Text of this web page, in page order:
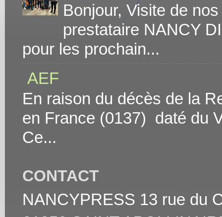
Bonjour, Visite de
prestataire NANCY
pour les prochain...
AEF
En raison du décès de la
en France (0137) daté du
Ce...
CONTACT
NANCYPRESS 13 rue du